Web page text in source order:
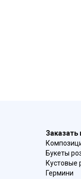
Заказать
Букеты
Кустовые
Гермини